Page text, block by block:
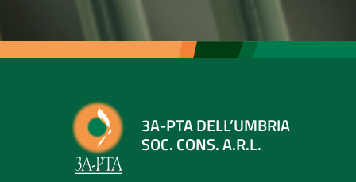
3A-PTA DELL’UMBRIA
SOC. CONS. A.R.L.